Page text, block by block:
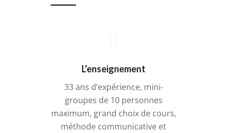
L’enseignement
33 ans d’expérience, mini-
groupes de 10 personnes
maximum, grand choix de cours,
méthode communicative et